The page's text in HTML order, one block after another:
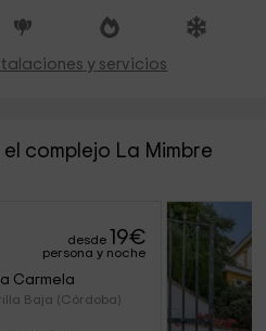
y servicios
complejo La Mimbre
desde 19€
persona y noche
Carmela
Baja (Córdoba)